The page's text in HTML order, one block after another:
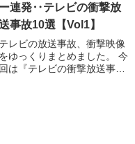
ー連発‥テレビの衝撃放
事故10選【Vol1】
テレビの放送事故、衝撃映像
をゆっくりまとめました。 今
回は『テレビの衝撃放送事故